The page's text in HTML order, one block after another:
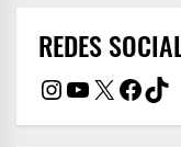
REDES
Instagram
YouTube
X